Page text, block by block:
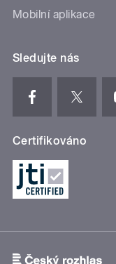
Mobilní aplikace
Sledujte nás
Certifikováno